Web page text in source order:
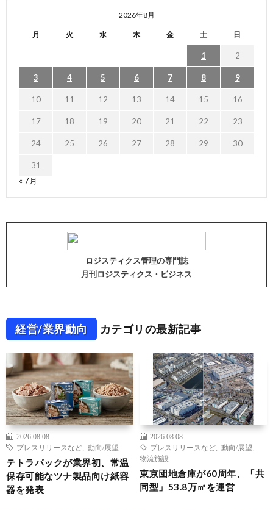
2026年8月
月 火 水 木 金 土 日
1 2
3 4 5 6 7 8 9
10 11 12 13 14 15 16
17 18 19 20 21 22 23
24 25 26 27 28 29 30
31
« 7月
ロジスティクス管理の専門誌
月刊ロジスティクス・ビジネス
経営/業界動向 カテゴリの最新記事
2026.08.08
プレスリリースなど
動向/展望
テトラパックが業界初、常温
保存可能なツナ製品向け紙容
器を発表
2026.08.08
プレスリリースなど
動向/展望
物流施設
東京団地倉庫が60周年、「共
同型」53.8万㎡を運営